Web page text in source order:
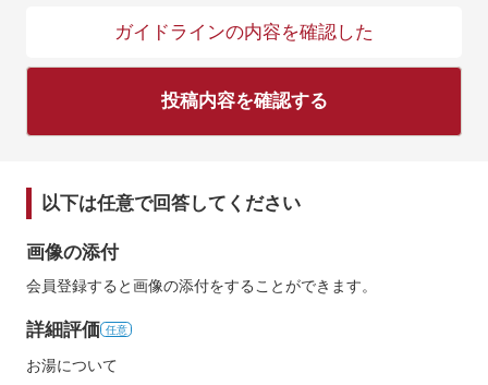
ガイドラインの内容を確認した
投稿内容を確認する
以下は任意で回答してください
画像の添付
会員登録すると画像の添付をすることができます。
詳細評価 任意
お湯について